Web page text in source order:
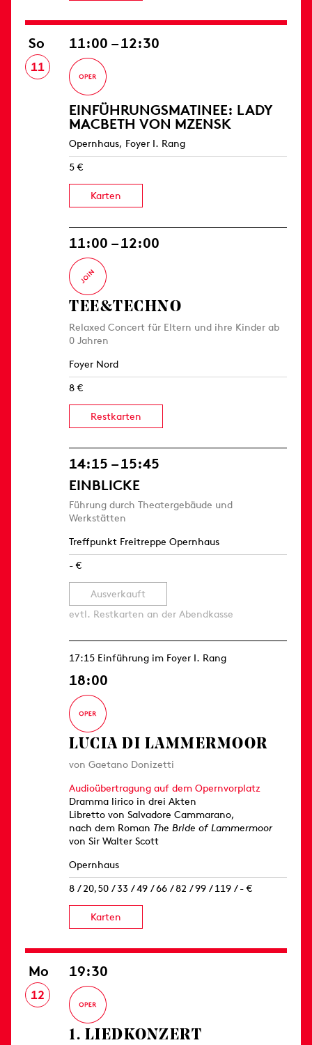
So
11
11:00 – 12:30
EINFÜHRUNGS­MATINEE: LADY
MACBETH VON MZENSK
Opernhaus, Foyer I. Rang
5 €
Karten
11:00 – 12:00
TEE&TECHNO
Relaxed Concert für Eltern und ihre Kinder ab
0 Jahren
Foyer Nord
8 €
Restkarten
14:15 – 15:45
EINBLICKE
Führung durch Theatergebäude und
Werkstätten
Treffpunkt Freitreppe Opernhaus
- €
Ausverkauft
evtl. Restkarten an der Abendkasse
17:15 Einführung im Foyer I. Rang
18:00
LUCIA DI LAMMERMOOR
von Gaetano Donizetti
Audioübertragung auf dem Opernvorplatz
Dramma lirico in drei Akten
Libretto von Salvadore Cammarano,
nach dem Roman The Bride of Lammermoor
von Sir Walter Scott
Opernhaus
8 / 20,50 / 33 / 49 / 66 / 82 / 99 / 119 / - €
Karten
Mo
12
19:30
1. LIED­KONZERT